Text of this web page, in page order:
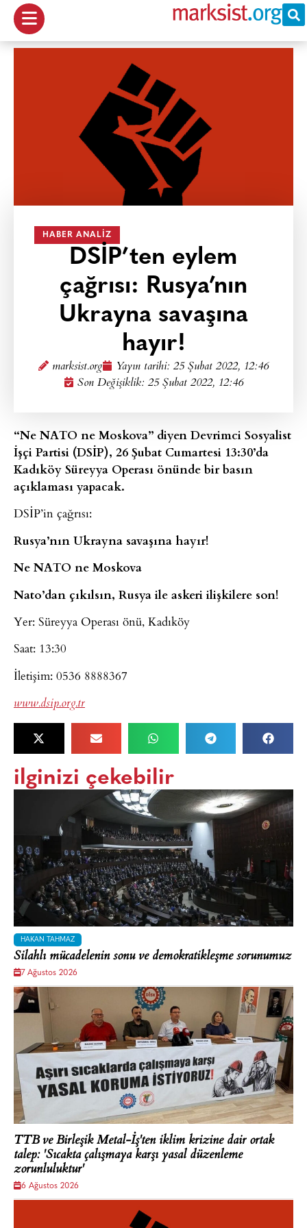
HABER ANALIZ
DSİP’ten eylem
çağrısı: Rusya’nın
Ukrayna savaşına
hayır!
marksist.org Yayın tarihi: 25 Şubat 2022, 12:46
Son Değişiklik: 25 Şubat 2022, 12:46
“Ne NATO ne Moskova” diyen Devrimci Sosyalist
İşçi Partisi (DSİP), 26 Şubat Cumartesi 13:30’da
Kadıköy Süreyya Operası önünde bir basın
açıklaması yapacak.
DSİP’in çağrısı:
Rusya’nın Ukrayna savaşına hayır!
Ne NATO ne Moskova
Nato’dan çıkılsın, Rusya ile askeri ilişkilere son!
Yer: Süreyya Operası önü, Kadıköy
Saat: 13:30
İletişim: 0536 8888367
www.dsip.org.tr
ilginizi çekebilir
HAKAN TAHMAZ
Silahlı mücadelenin sonu ve demokratikleşme sorunumuz
7 Ağustos 2026
TTB ve Birleşik Metal-İş'ten iklim krizine dair ortak
talep: 'Sıcakta çalışmaya karşı yasal düzenleme
zorunluluktur'
6 Ağustos 2026